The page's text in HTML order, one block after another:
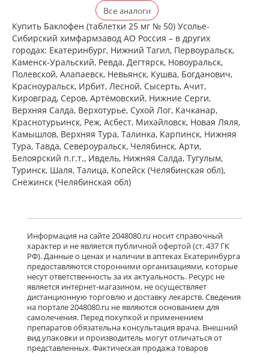
Баклофен (таблетки 25 мг № 50)
Усолье-Сибирский химфармзавод
АО Россия
Нет в аптеках города
Баклосан (таблетки 10 мг № 50 банка
ПЭ) Фармацевтический завод
Польфарма АО Польша
Нет в аптеках города
Баклосан (таблетки 25 мг № 50 банка
ПЭ) Фармацевтический завод
Польфарма АО Польша
Нет в аптеках города
Лиорезал Интратекальный (раствор
для интратекального введения 0,05
мг/мл 1 мл № 5 амп. ) Новартис
Фарма Штейн АГ Швейцария
Нет в аптеках города
достигнут конец страницы
Все аналоги
Купить Баклофен (таблетки 25 мг № 50) Усолье-
Сибирский химфармзавод АО Россия – в других
городах: Екатеринбург, Нижний Тагил, Первоуральск,
Каменск-Уральский, Ревда, Дегтярск, Новоуральск,
Полевской, Алапаевск, Невьянск, Кушва, Богданович,
Красноуральск, Ирбит, Лесной, Сысерть, Ачит,
Кировград, Серов, Артёмовский, Нижние Cерги,
Верхняя Салда, Верхотурье, Сухой Лог, Качканар,
Краснотурьинск, Реж, Асбест, Михайловск, Новая Ляля,
Камышлов, Верхняя Тура, Талинка, Карпинск, Нижняя
Тура, Тавда, Североуральск, Челябинск, Арти,
Белоярский п.г.т., Ивдель, Нижняя Салда, Тугулым,
Туринск, Шаля, Талица, Копейск (Челябинская обл),
Снежинск (Челябинская обл)
Информация на сайте 2048080.ru носит справочный
характер и не является публичной офертой (ст. 437 ГК
РФ). Данные о ценах и наличии в аптеках Екатеринбурга
предоставляются сторонними организациями, которые
несут ответственность за их актуальность. Ресурс не
является интернет-магазином, не осуществляет
дистанционную торговлю и доставку лекарств. Сведения
на портале 2048080.ru не являются основанием для
самолечения. Перед покупкой и применением
препаратов обязательна консультация врача. Внешний
вид упаковки и производитель могут отличаться от
представленных. Фактическая продажа товаров